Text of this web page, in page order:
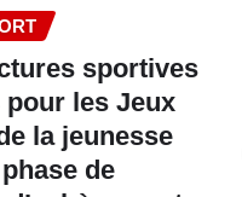
sportives
pour les Jeux
la jeunesse
de